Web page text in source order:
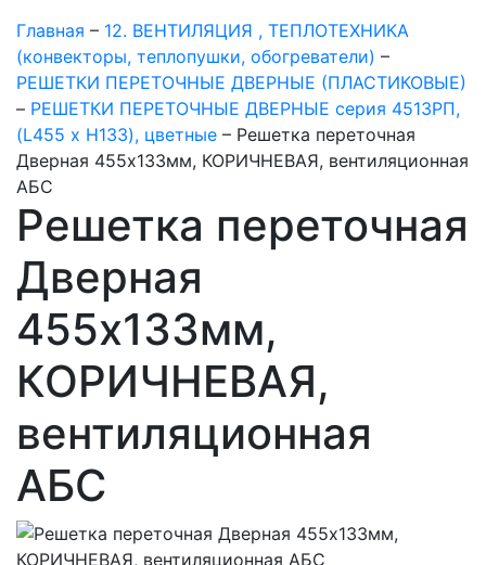
Главная – 12. ВЕНТИЛЯЦИЯ , ТЕПЛОТЕХНИКА
(конвекторы, теплопушки, обогреватели) –
РЕШЕТКИ ПЕРЕТОЧНЫЕ ДВЕРНЫЕ (ПЛАСТИКОВЫЕ)
– РЕШЕТКИ ПЕРЕТОЧНЫЕ ДВЕРНЫЕ серия 4513РП,
(L455 x H133), цветные – Решетка переточная
Дверная 455х133мм, КОРИЧНЕВАЯ, вентиляционная
АБС
Решетка переточная
Дверная
455х133мм,
КОРИЧНЕВАЯ,
вентиляционная
АБС